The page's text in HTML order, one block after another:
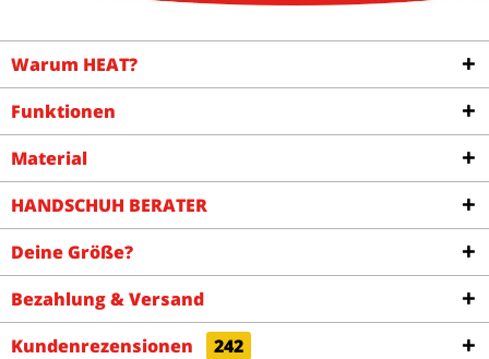
Warum HEAT?
Funktionen
Material
HANDSCHUH BERATER
Deine Größe?
Bezahlung & Versand
Kundenrezensionen
242